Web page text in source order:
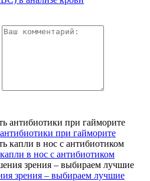
при гайморите
в нос с антибиотиком
зрения – выбираем лучшие